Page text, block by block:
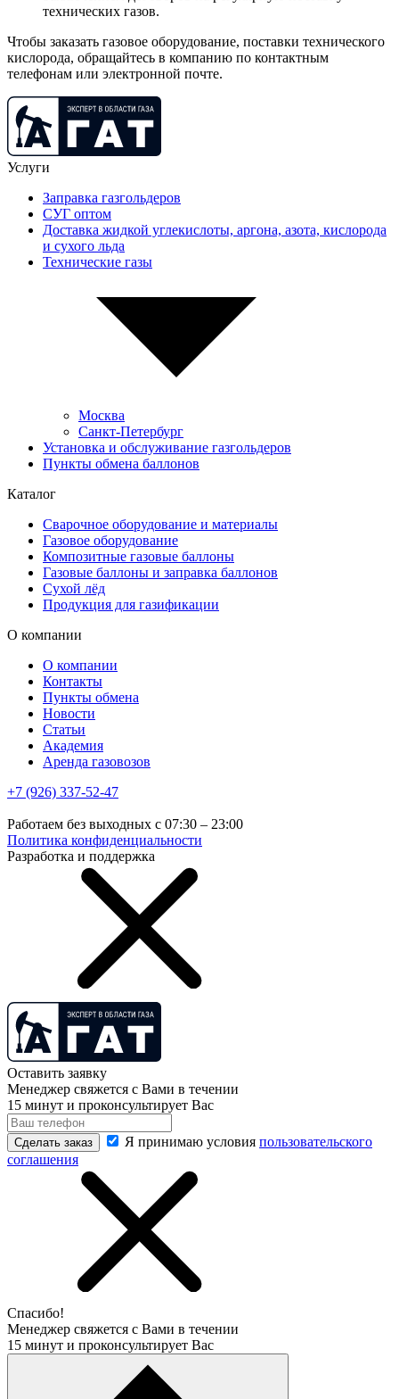
технических газов.
Чтобы заказать газовое оборудование, поставки технического
кислорода, обращайтесь в компанию по контактным
телефонам или электронной почте.
Услуги
Заправка газгольдеров
СУГ оптом
Доставка жидкой углекислоты, аргона, азота, кислорода
и сухого льда
Технические газы
Москва
Санкт-Петербург
Установка и обслуживание газгольдеров
Пункты обмена баллонов
Каталог
Сварочное оборудование и материалы
Газовое оборудование
Композитные газовые баллоны
Газовые баллоны и заправка баллонов
Сухой лёд
Продукция для газификации
О компании
О компании
Контакты
Пункты обмена
Новости
Статьи
Академия
Аренда газовозов
+7 (926) 337-52-47
Работаем без выходных с 07:30 – 23:00
Политика конфиденциальности
Разработка и поддержка
Оставить заявку
Менеджер свяжется с Вами в течении
15 минут и проконсультирует Вас
Сделать заказ Я принимаю условия пользовательского
соглашения
Спасибо!
Менеджер свяжется с Вами в течении
15 минут и проконсультирует Вас